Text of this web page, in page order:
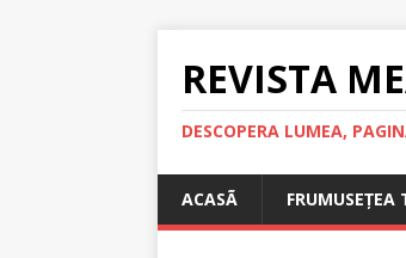
REVISTA
DESCOPERA LUMEA,
ACASÃ FRUMUSEȚEA